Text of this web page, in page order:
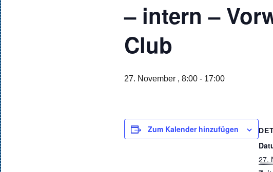
– intern –
Club
27. November , 8:00 - 17:00
Zum Kalender hinzufügen
27.